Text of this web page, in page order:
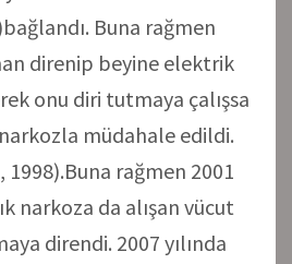
Buna rağmen
direnip beyine elektrik
onu diri tutmaya çalışsa
müdahale edildi.
1998).Buna rağmen 2001
narkoza da alışan vücut
direndi. 2007 yılında